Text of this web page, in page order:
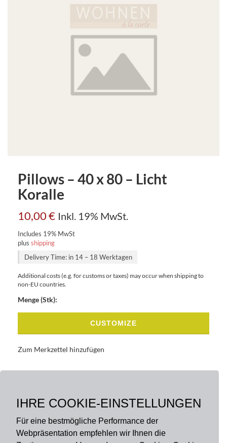
IHRE COOKIE-EINSTELLUNGEN
Für eine bestmögliche Performance der
Webpräsentation empfehlen wir Ihnen die
Pillows – 40 x 80 – Licht
Koralle
10,00€ Inkl. 19% MwSt.
Includes 19% MwSt
plus shipping
Delivery Time: in 14 – 18 Werktagen
Additional costs (e.g. for customs or taxes) may occur when shipping to
non-EU countries.
Menge (Stk):
CUSTOMIZE
Zum Merkzettel hinzufügen
BESCHREIBUNG